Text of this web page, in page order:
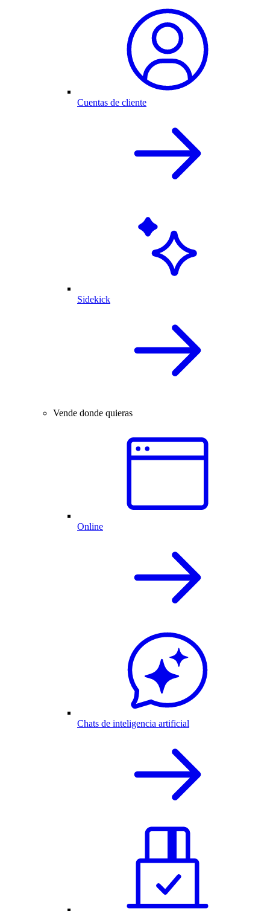
Cuentas de cliente
Sidekick
Vende donde quieras
Online
Chats de inteligencia artificial